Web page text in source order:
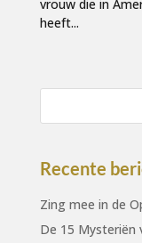
vrouw die in
heeft...
Recente
Zing mee in de
De 15 Mysteriën